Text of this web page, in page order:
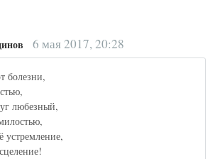
6 мая 2017, 20:28
болезни,
любезный,
устремление,